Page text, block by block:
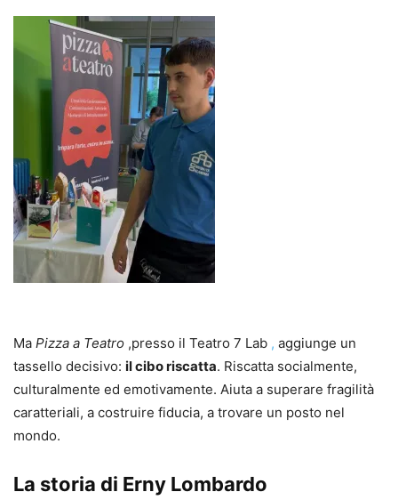
Ma Pizza a Teatro ,presso il Teatro 7 Lab , aggiunge un
tassello decisivo: il cibo riscatta. Riscatta socialmente,
culturalmente ed emotivamente. Aiuta a superare fragilità
caratteriali, a costruire fiducia, a trovare un posto nel
mondo.
La storia di Erny Lombardo